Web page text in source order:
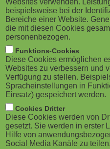
M
o
b
i
l
e
)
g
a
o
n
sich die digitale
Unternehmen beschleunigt
Restriktionen begannen
Zuhause aus zu arbeiten.
Widerwillen: Laut einer
befindet sich flexibles
Prozent der befragten
Home Office und damit
Arbeitsmodelle auch nach
Rolle spielen werden.
Websites verwenden.
beispielsweise bei der
Bereiche einer Website.
die mit diesen Cookies
personenbezogen.
Funktions-Cookies
Diese Cookies ermöglichen
Websites zu verbessern und
Verfügung zu stellen.
Spracheinstellungen in
Einsatz) gespeichert werden.
Cookies Dritter
Diese Cookies werden von
gesetzt. Sie werden in erster
Hilfe von
Social Media Kanäle zu teilen.